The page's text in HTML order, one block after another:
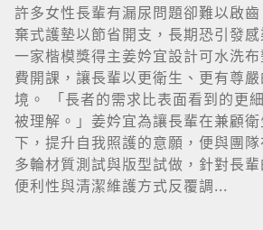
許多女性長輩有漏尿問題卻難以啟
棄式護墊以節省開支，長期恐引發
一家楷模獎得主姜妗宜設計可水洗
費開課，讓長輩以更衛生、更有尊
境。 「長者的需求比表面看到的更
被理解。」姜妗宜為讓長輩在兼顧
下，提升自我照護的意願，便與團
多輪材質測試與版型試做，針對長
便利性與清潔維護方式反覆調...